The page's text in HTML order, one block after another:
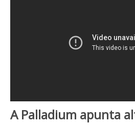
A Palladium apunta